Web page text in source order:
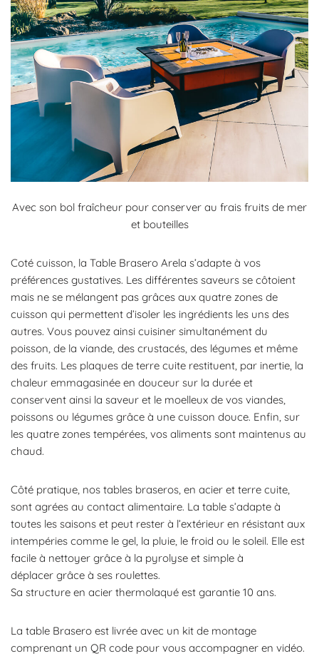
Avec son bol fraîcheur pour conserver au frais fruits de mer
et bouteilles
Coté cuisson, la Table Brasero Arela s’adapte à vos
préférences gustatives. Les différentes saveurs se côtoient
mais ne se mélangent pas grâces aux quatre zones de
cuisson qui permettent d’isoler les ingrédients les uns des
autres. Vous pouvez ainsi cuisiner simultanément du
poisson, de la viande, des crustacés, des légumes et même
des fruits. Les plaques de terre cuite restituent, par inertie, la
chaleur emmagasinée en douceur sur la durée et
conservent ainsi la saveur et le moelleux de vos viandes,
poissons ou légumes grâce à une cuisson douce. Enfin, sur
les quatre zones tempérées, vos aliments sont maintenus au
chaud.
Côté pratique, nos tables braseros, en acier et terre cuite,
sont agrées au contact alimentaire. La table s’adapte à
toutes les saisons et peut rester à l’extérieur en résistant aux
intempéries comme le gel, la pluie, le froid ou le soleil. Elle est
facile à nettoyer grâce à la pyrolyse et simple à
déplacer grâce à ses roulettes.
Sa structure en acier thermolaqué est garantie 10 ans.
La table Brasero est livrée avec un kit de montage
comprenant un QR code pour vous accompagner en vidéo.